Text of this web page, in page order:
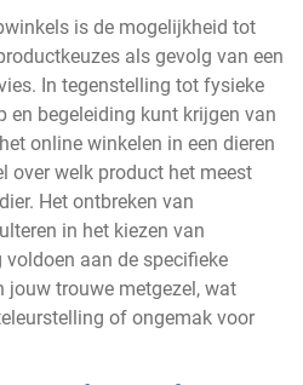
is de mogelijkheid tot
als gevolg van een
In tegenstelling tot fysieke
en begeleiding kunt krijgen van
online winkelen in een dieren
over welk product het meest
Het ontbreken van
in het kiezen van
aan de specifieke
jouw trouwe metgezel, wat
of ongemak voor